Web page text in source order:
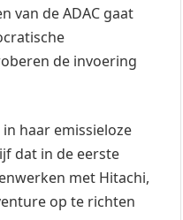
van de ADAC gaat
de invoering
haar emissieloze
dat in de eerste
met Hitachi,
op te richten